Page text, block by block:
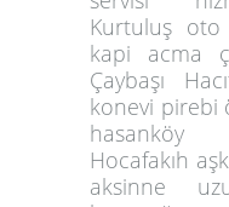
Kurtuluş
kapi acma
Çaybaşı
konevi pirebi
hasanköy
Hocafakıh
aksinne